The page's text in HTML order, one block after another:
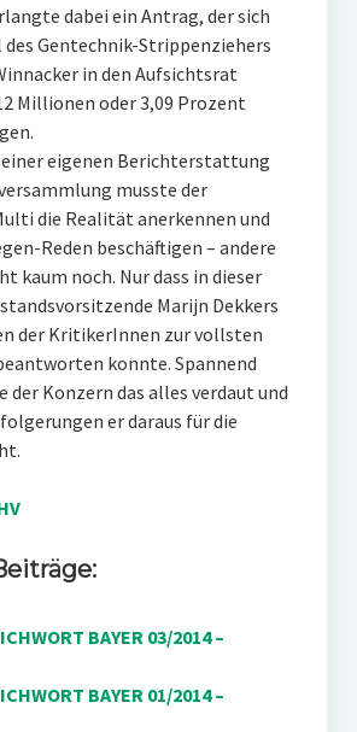
dabei ein Antrag, der sich
des Gentechnik-Strippenziehers
in den Aufsichtsrat
Millionen oder 3,09 Prozent
eigenen Berichterstattung
musste der
die Realität anerkennen und
Reden beschäftigen – andere
kaum noch. Nur dass in dieser
Marijn Dekkers
der KritikerInnen zur vollsten
konnte. Spannend
Konzern das alles verdaut und
er daraus für die
BAYER 03/2014 –
BAYER 01/2014 –